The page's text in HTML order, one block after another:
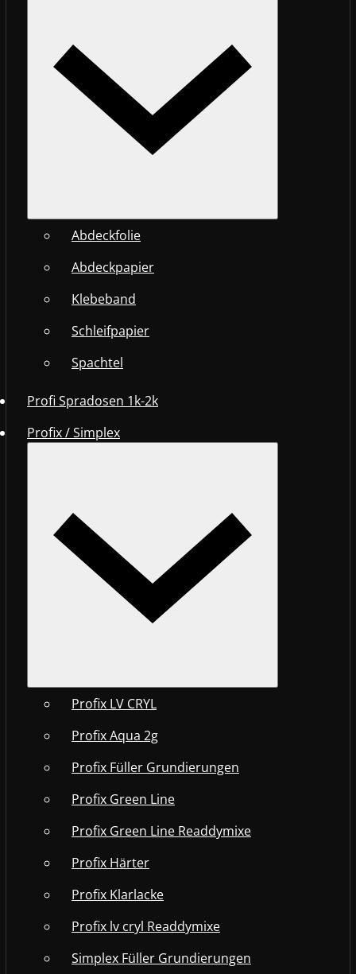
Abdeckfolie
Abdeckpapier
Klebeband
Schleifpapier
Spachtel
Profi Spradosen 1k-2k
Profix / Simplex
Profix LV CRYL
Profix Aqua 2g
Profix Füller Grundierungen
Profix Green Line
Profix Green Line Readdymixe
Profix Härter
Profix Klarlacke
Profix lv cryl Readdymixe
Simplex Füller Grundierungen